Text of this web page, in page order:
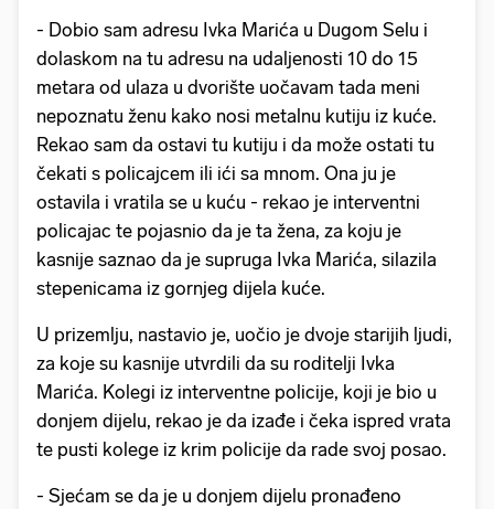
- Dobio sam adresu Ivka Marića u Dugom Selu i
dolaskom na tu adresu na udaljenosti 10 do 15
metara od ulaza u dvorište uočavam tada meni
nepoznatu ženu kako nosi metalnu kutiju iz kuće.
Rekao sam da ostavi tu kutiju i da može ostati tu
čekati s policajcem ili ići sa mnom. Ona ju je
ostavila i vratila se u kuću - rekao je interventni
policajac te pojasnio da je ta žena, za koju je
kasnije saznao da je supruga Ivka Marića, silazila
stepenicama iz gornjeg dijela kuće.
U prizemlju, nastavio je, uočio je dvoje starijih ljudi,
za koje su kasnije utvrdili da su roditelji Ivka
Marića. Kolegi iz interventne policije, koji je bio u
donjem dijelu, rekao je da izađe i čeka ispred vrata
te pusti kolege iz krim policije da rade svoj posao.
- Sjećam se da je u donjem dijelu pronađeno